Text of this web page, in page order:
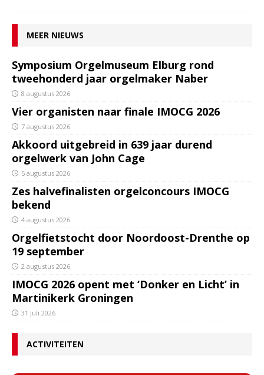
MEER NIEUWS
Symposium Orgelmuseum Elburg rond
tweehonderd jaar orgelmaker Naber
8 augustus 2026
Vier organisten naar finale IMOCG 2026
7 augustus 2026
Akkoord uitgebreid in 639 jaar durend
orgelwerk van John Cage
5 augustus 2026
Zes halvefinalisten orgelconcours IMOCG
bekend
4 augustus 2026
Orgelfietstocht door Noordoost-Drenthe op
19 september
2 augustus 2026
IMOCG 2026 opent met ‘Donker en Licht’ in
Martinikerk Groningen
31 juli 2026
ACTIVITEITEN